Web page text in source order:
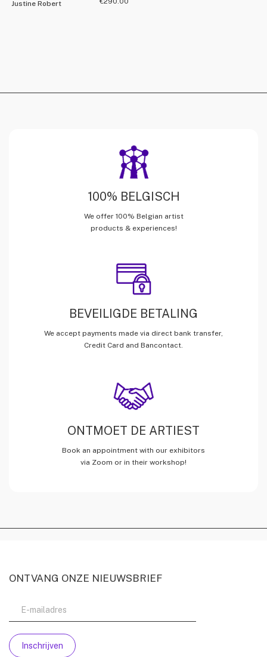
Justine Robert
100% BELGISCH
We offer 100% Belgian artist
products & experiences!
BEVEILIGDE BETALING
We accept payments made via direct bank transfer,
Credit Card and Bancontact.
ONTMOET DE ARTIEST
Book an appointment with our exhibitors
via Zoom or in their workshop!
ONTVANG ONZE NIEUWSBRIEF